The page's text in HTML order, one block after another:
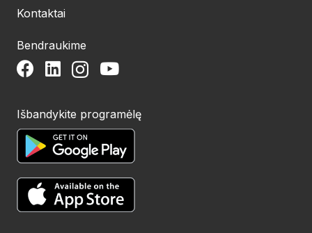
Kontaktai
Bendraukime
Išbandykite programėlę